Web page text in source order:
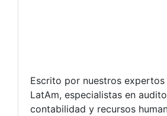
Escrito por nuestros expertos
LatAm, especialistas en
contabilidad y recursos